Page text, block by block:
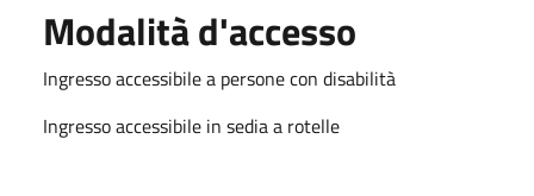
Modalità d'accesso
Ingresso accessibile a persone con disabilità
Ingresso accessibile in sedia a rotelle